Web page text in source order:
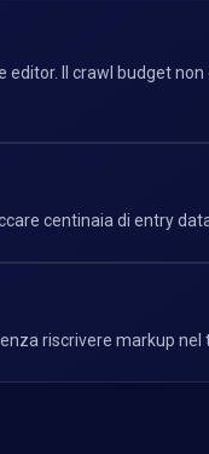
Il crawl budget non
centinaia di entry
riscrivere markup nel